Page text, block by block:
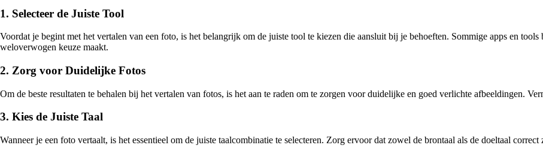
1. Selecteer de Juiste Tool
Voordat je begint met het vertalen van een foto, is het belangrijk om de juiste tool te kiezen die aansluit bij je behoeften. Sommige apps en
weloverwogen keuze maakt.
2. Zorg voor Duidelijke Fotos
Om de beste resultaten te behalen bij het vertalen van fotos, is het aan te raden om te zorgen voor duidelijke en goed verlichte afbeeldingen.
3. Kies de Juiste Taal
Wanneer je een foto vertaalt, is het essentieel om de juiste taalcombinatie te selecteren. Zorg ervoor dat zowel de brontaal als de doeltaal